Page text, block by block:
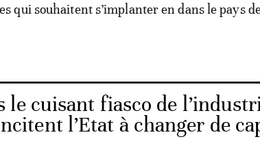
qui souhaitent s’implanter en dans le pays
le cuisant fiasco de
l’Etat à changer de